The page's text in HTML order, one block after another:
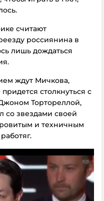
считают
россиянина в
лишь дождаться
ждут Мичкова,
столкнуться с
Тортореллой,
со звездами своей
и техничным